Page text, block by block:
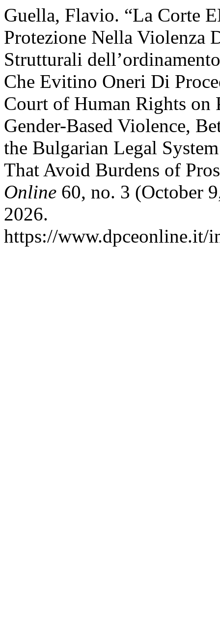
Guella, Flavio. “La Corte
Protezione Nella Violenza
Strutturali
Che Evitino Oneri Di
Court of Human Rights on
Gender-Based Violence,
the Bulgarian Legal
That Avoid Burdens of
Online 60, no. 3 (October
2026.
https://www.dpceonline.it/